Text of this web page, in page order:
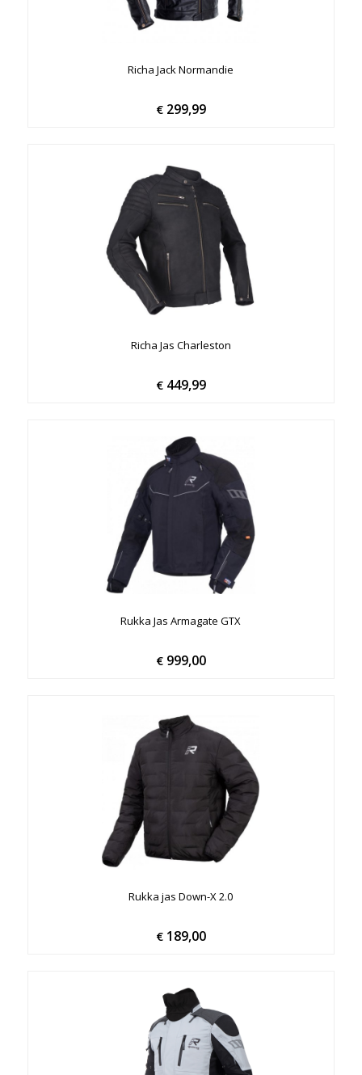
Richa Jack Normandie
€299,99
Richa Jas Charleston
€449,99
Rukka Jas Armagate GTX
€999,00
Rukka jas Down-X 2.0
€189,00